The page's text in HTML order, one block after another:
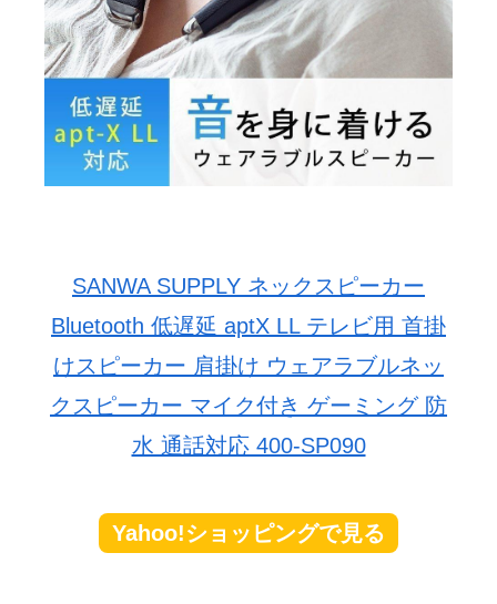
SANWA SUPPLY ネックスピーカー
Bluetooth 低遅延 aptX LL テレビ用 首掛
けスピーカー 肩掛け ウェアラブルネッ
クスピーカー マイク付き ゲーミング 防
水 通話対応 400-SP090
Yahoo!ショッピングで見る